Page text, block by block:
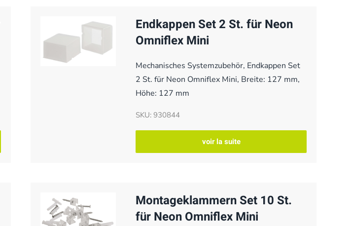
Endkappen Set 2 St. für Neon
Omniflex Mini
Mechanisches Systemzubehör, Endkappen Set
2 St. für Neon Omniflex Mini, Breite: 127 mm,
Höhe: 127 mm
SKU: 930844
voir la suite
Montageklammern Set 10 St.
für Neon Omniflex Mini